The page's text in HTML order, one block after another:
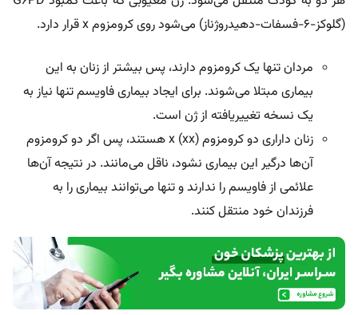
(گلوکز-۶-فسفات-دهیدروژناز) می‌شود روی کرومزوم x قرار دارد.
مردان تنها یک کرومزوم دارند، پس بیشتر از زنان به این
بیماری مبتلا می‌شوند. برای ایجاد بیماری فاویسم تنها نیاز به
یک نسخه تغییریافته از ژن است.
زنان داراری دو کرومزوم x (xx) هستند، پس اگر دو کرومزوم
آن‌ها درگیر این بیماری نشود، ناقل می‌مانند. در نتیجه آن‌ها
علائمی از فاویسم را ندارند و تنها می‌توانند بیماری را به
فرزندان خود منتقل کنند.